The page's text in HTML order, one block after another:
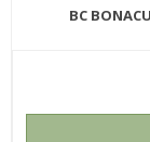
BC